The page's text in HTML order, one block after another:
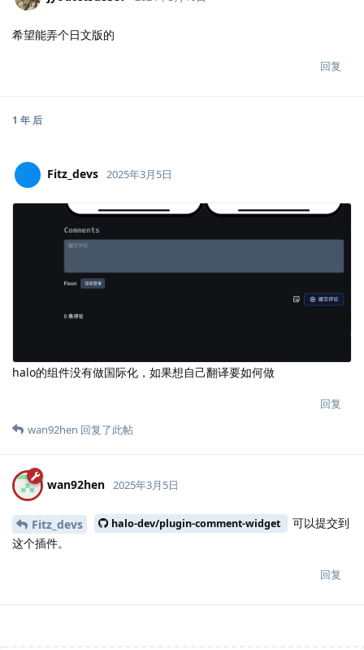
希望能弄个日文版的
回复
1 年 后
Fitz_devs 2025年3月5日
halo的组件没有做国际化，如果想自己翻译要如何做
回复
wan92hen 回复了此帖
wan92hen 2025年3月5日
Fitz_devs halo-dev/plugin-comment-widget
可以提交到
这个插件。
回复